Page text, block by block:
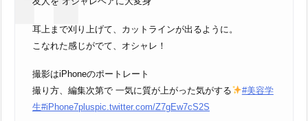
耳上まで刈り上げて、カットラインが出るように。
こなれた感じがでて、オシャレ！
撮影はiPhoneのポートレート
撮り方、編集次第で 一気に質が上がった気がする
#美容学
生#iPhone7pluspic.twitter.com/Z7gEw7cS2S